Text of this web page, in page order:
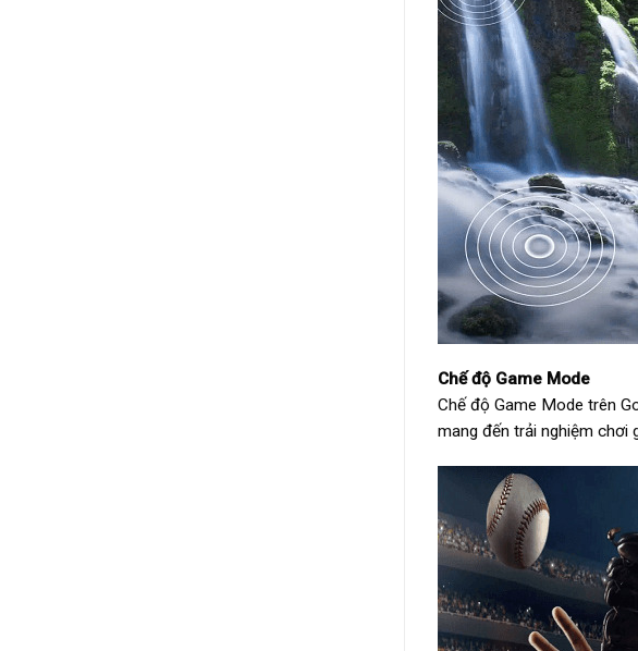
Chế độ Game Mode
Chế độ Game Mode trên
mang đến trải nghiệm